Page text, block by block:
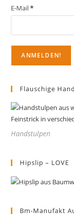
E-Mail*
Flauschige
Handstulpen
Hipslip – LOVE
Bm-Manufakt